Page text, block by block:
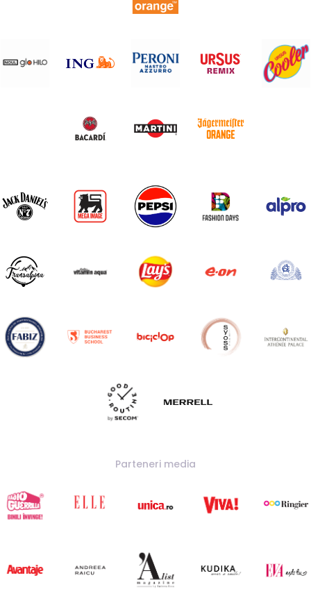
Parteneri media